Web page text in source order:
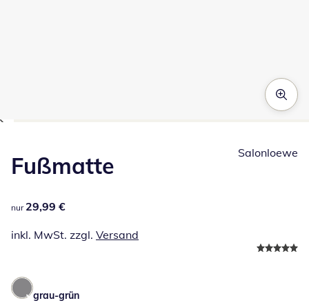
Fußmatte
29,99 €
nur 29,99 €
inkl. MwSt. zzgl. Versand
Salonloewe
grau-grün